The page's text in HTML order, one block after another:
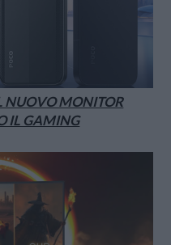
NUOVO MONITOR
IL GAMING